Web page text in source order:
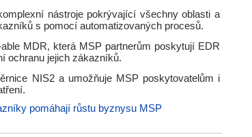
nástroje pokrývající všechny oblasti a
s pomocí automatizovaných procesů.
MDR, která MSP partnerům poskytují EDR
ochranu jejich zákazníků.
NIS2 a umožňuje MSP poskytovatelům i
pomáhají růstu byznysu MSP